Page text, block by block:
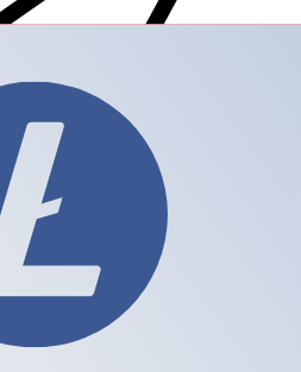
踪和通知外加灵活的交付和付款